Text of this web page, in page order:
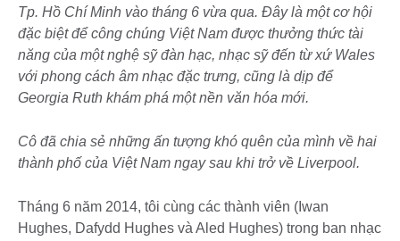
Tp. Hồ Chí Minh vào tháng 6 vừa qua. Đây là một cơ hội
đặc biệt để công chúng Việt Nam được thưởng thức tài
năng của một nghệ sỹ đàn hạc, nhạc sỹ đến từ xứ Wales
với phong cách âm nhạc đặc trưng, cũng là dịp để
Georgia Ruth khám phá một nền văn hóa mới.
Cô đã chia sẻ những ấn tượng khó quên của mình về hai
thành phố của Việt Nam ngay sau khi trở về Liverpool.
Tháng 6 năm 2014, tôi cùng các thành viên (Iwan
Hughes, Dafydd Hughes và Aled Hughes) trong ban nhạc